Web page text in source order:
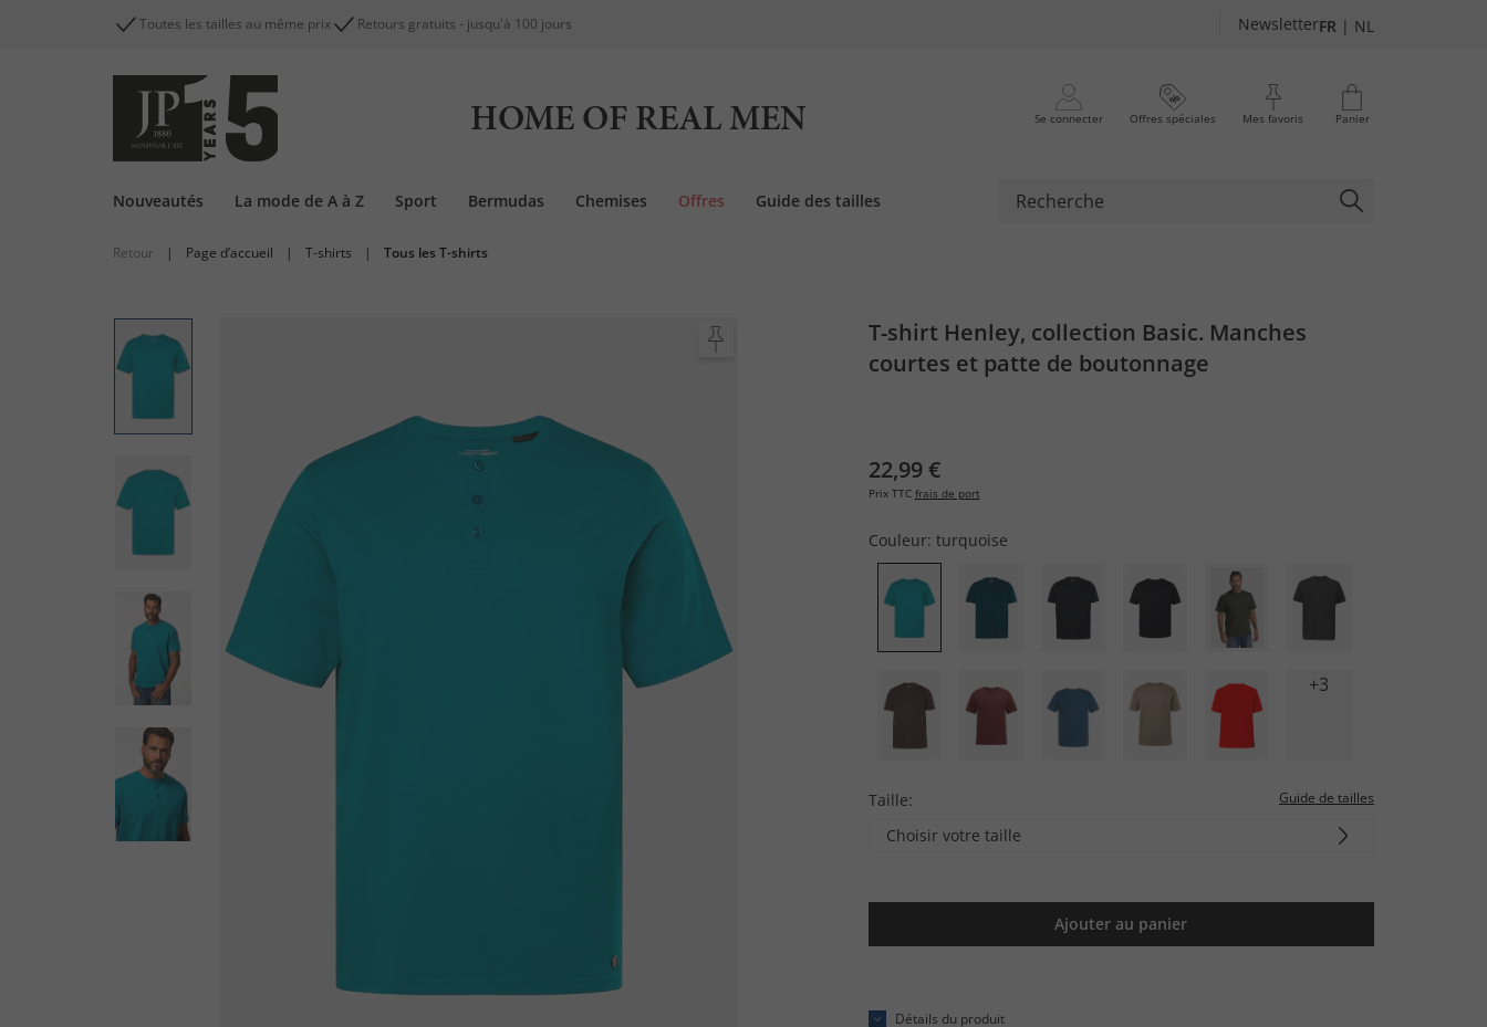
Toutes les tailles au même prix Retours gratuits - jusqu'à 100 jours NewsletterFR | NL
HOME OF REAL MEN Se connecter Offres spéciales Mes favoris Panier
Nouveautés La mode de A à Z Sport Bermudas Chemises Offres Guide des tailles
Retour | Page d’accueil | T-shirts | Tous les T-shirts
T-shirt Henley, collection Basic. Manches
courtes et patte de boutonnage
22,99 €
Prix TTC frais de port
Couleur: turquoise
+3
Taille: Guide de tailles
Choisir votre taille
Ajouter au panier
Détails du produit